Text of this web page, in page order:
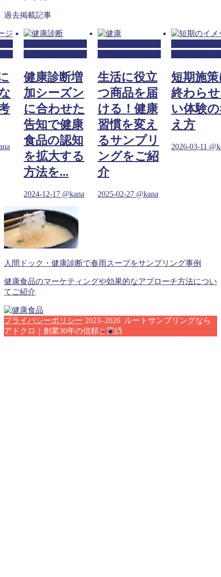
過去掲載記事
健康診断増
加シーズン
に合わせた
告知で健康
食品の認知
を拡大する
方法を...
2024-12-17 @kana
生活に役立
つ商品を届
ける！健康
習慣を変え
るサンプリ
ングをご紹
介
2025-02-27 @kana
短期施
終わら
い体験
え方
2026-03-11
人間ドック・健康診断で春雨スープをサンプリング事例
健康食品のマーケティングや効果的なアプローチ方法につい
てご紹介
プライバシーポリシー 2023–2026 ルートサンプリングなら
アドクロ｜創業30年の信頼と実績